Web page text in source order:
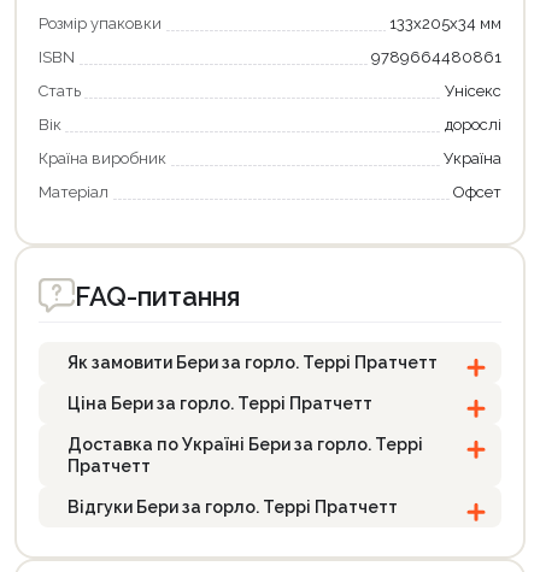
Розмір упаковки
133х205х34 мм
ISBN
9789664480861
Стать
Унісекс
Вік
дорослі
Країна виробник
Україна
Матеріал
Офсет
FAQ-питання
Як замовити Бери за горло. Террі Пратчетт
Ціна Бери за горло. Террі Пратчетт
Доставка по Україні Бери за горло. Террі
Пратчетт
Відгуки Бери за горло. Террі Пратчетт